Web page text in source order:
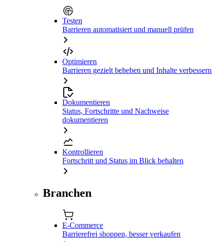
Testen
Barrieren automatisiert und manuell prüfen
Optimieren
Barrieren gezielt beheben und Inhalte verbessern
Dokumentieren
Status, Fortschritte und Nachweise
dokumentieren
Kontrollieren
Fortschritt und Status im Blick behalten
Branchen
E-Commerce
Barrierefrei shoppen, besser verkaufen